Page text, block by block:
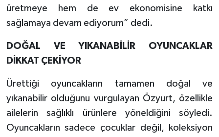
üretmeye hem de ev ekonomisine katkı
sağlamaya devam ediyorum” dedi.
DOĞAL VE YIKANABİLİR OYUNCAKLAR
DİKKAT ÇEKİYOR
Ürettiği oyuncakların tamamen doğal ve
yıkanabilir olduğunu vurgulayan Özyurt, özellikle
ailelerin sağlıklı ürünlere yöneldiğini söyledi.
Oyuncakların sadece çocuklar değil, koleksiyon